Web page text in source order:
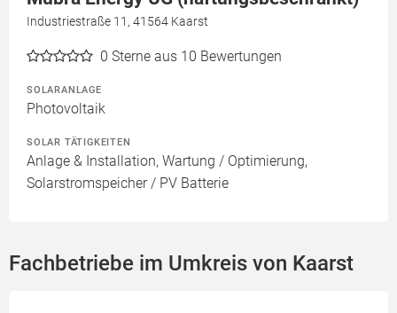
Industriestraße 11, 41564 Kaarst
0 Sterne aus 10 Bewertungen
SOLARANLAGE
Photovoltaik
SOLAR TÄTIGKEITEN
Anlage & Installation, Wartung / Optimierung,
Solarstromspeicher / PV Batterie
Fachbetriebe im Umkreis von Kaarst